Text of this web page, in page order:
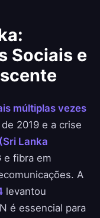
Sociais e
múltiplas vezes
2019 e a crise
Lanka
e fibra em
A
levantou
é essencial para